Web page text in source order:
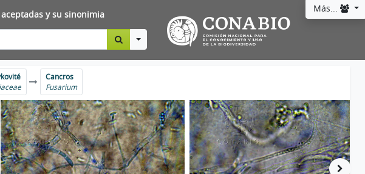
Más...
y su sinonimia
Toggle Dropdown
Cancros
Fusarium